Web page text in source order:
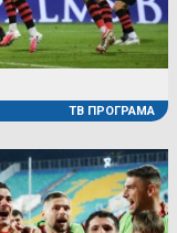
ТВ ПРОГРАМА